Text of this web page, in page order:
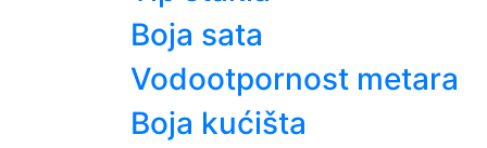
Boja sata
Vodootpornost metara
Boja kućišta